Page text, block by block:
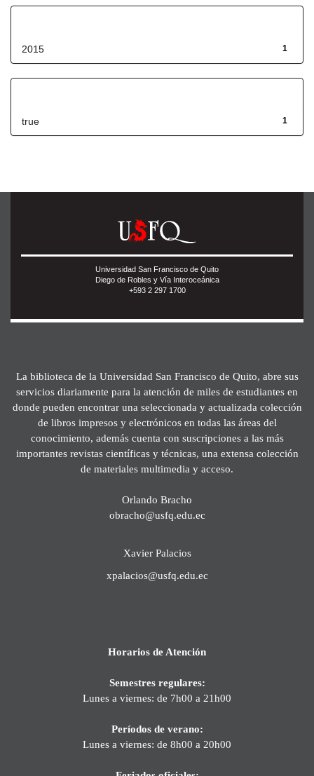
1
2015
1
true
Universidad San Francisco de Quito
Diego de Robles y Vía Interoceánica
+593 2 297 1700
La biblioteca de la Universidad San Francisco de Quito, abre sus
servicios diariamente para la atención de miles de estudiantes en
donde pueden encontrar una seleccionada y actualizada colección
de libros impresos y electrónicos en todas las áreas del
conocimiento, además cuenta con suscripciones a las más
importantes revistas científicas y técnicas, una extensa colección
de materiales multimedia y acceso.
Orlando Bracho
obracho@usfq.edu.ec
Xavier Palacios
xpalacios@usfq.edu.ec
Horarios de Atención
Semestres regulares:
Lunes a viernes: de 7h00 a 21h00
Períodos de verano:
Lunes a viernes: de 8h00 a 20h00